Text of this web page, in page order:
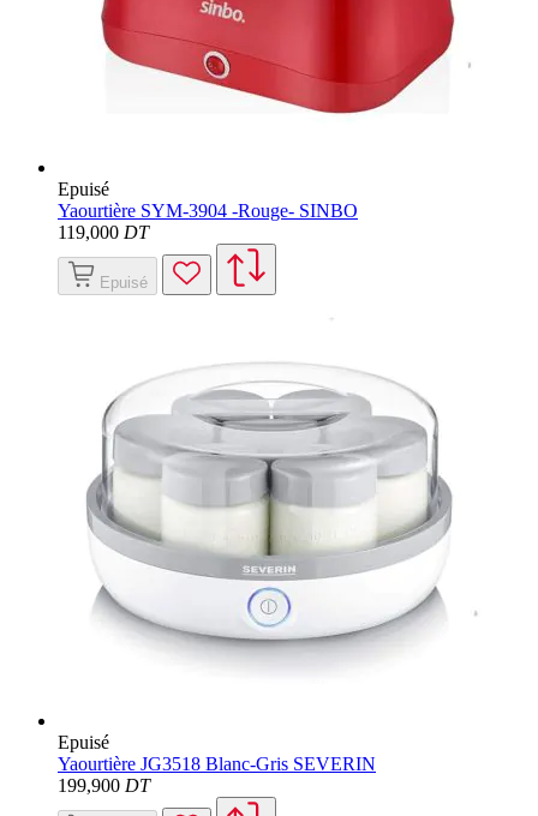
Epuisé
Yaourtière SYM-3904 -Rouge- SINBO
119,000 DT
Epuisé
Epuisé
Yaourtière JG3518 Blanc-Gris SEVERIN
199,900 DT